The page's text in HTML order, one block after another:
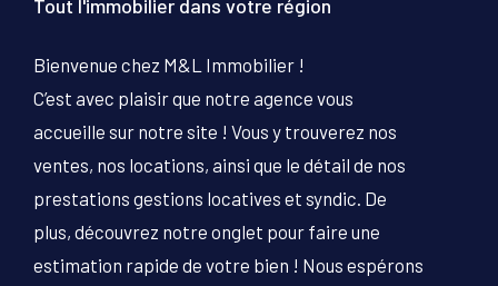
Tout l'immobilier dans votre région
Bienvenue chez M&L Immobilier !
C’est avec plaisir que notre agence vous
accueille sur notre site ! Vous y trouverez nos
ventes, nos locations, ainsi que le détail de nos
prestations gestions locatives et syndic. De
plus, découvrez notre onglet pour faire une
estimation rapide de votre bien ! Nous espérons
1 2 3
Localisation
Surface